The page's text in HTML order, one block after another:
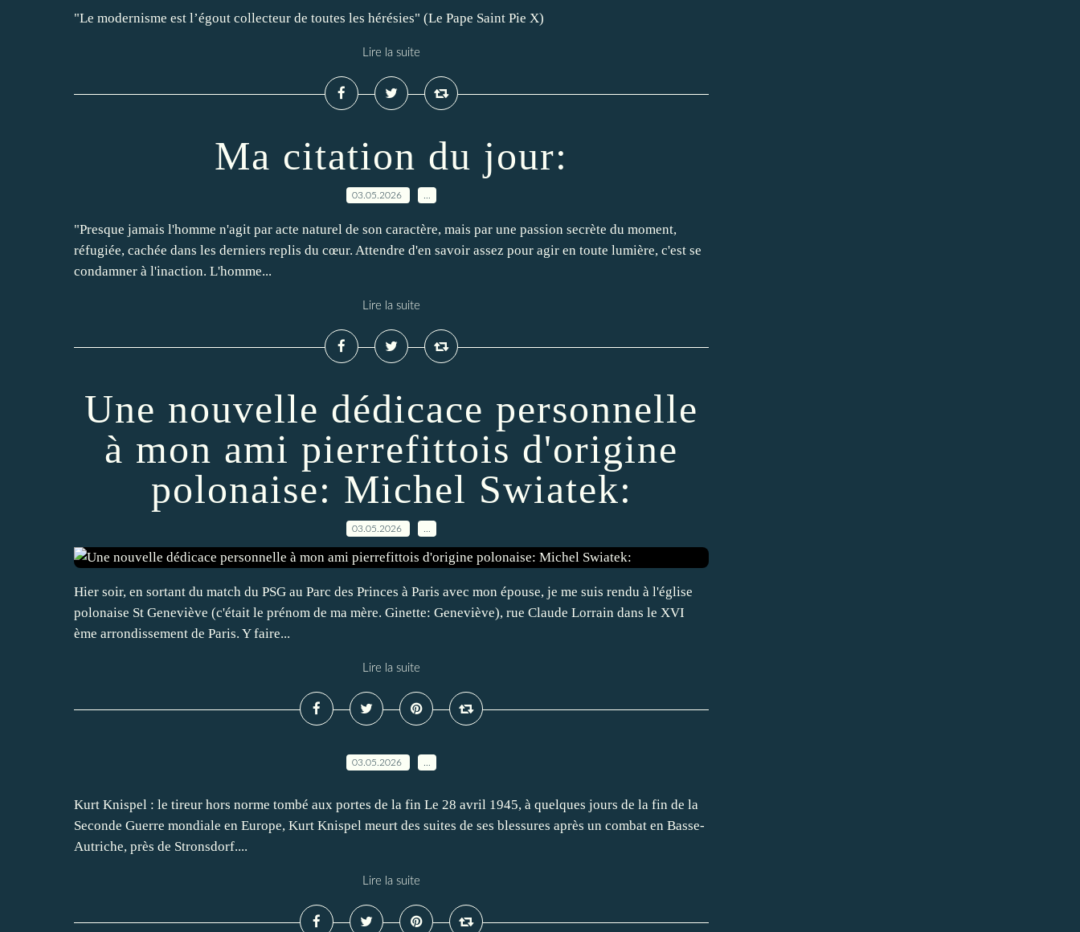
"Le modernisme est l’égout collecteur de toutes les hérésies" (Le Pape Saint Pie X)
Lire la suite
Ma citation du jour:
03.05.2026
"Presque jamais l'homme n'agit par acte naturel de son caractère, mais par une passion secrète du moment,
réfugiée, cachée dans les derniers replis du cœur. Attendre d'en savoir assez pour agir en toute lumière, c'est se
condamner à l'inaction. L'homme...
Lire la suite
Une nouvelle dédicace personnelle
à mon ami pierrefittois d'origine
polonaise: Michel Swiatek:
03.05.2026
Hier soir, en sortant du match du PSG au Parc des Princes à Paris avec mon épouse, je me suis rendu à l'église
polonaise St Geneviève (c'était le prénom de ma mère. Ginette: Geneviève), rue Claude Lorrain dans le XVI
ème arrondissement de Paris. Y faire...
Lire la suite
03.05.2026
Kurt Knispel : le tireur hors norme tombé aux portes de la fin Le 28 avril 1945, à quelques jours de la fin de la
Seconde Guerre mondiale en Europe, Kurt Knispel meurt des suites de ses blessures après un combat en Basse-
Autriche, près de Stronsdorf....
Lire la suite